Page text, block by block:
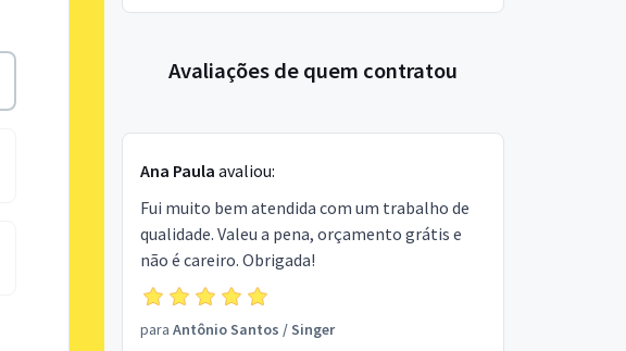
Avaliações de quem contratou
Ana Paula avaliou:
Fui muito bem atendida com um trabalho de
qualidade. Valeu a pena, orçamento grátis e
não é careiro. Obrigada!
para Antônio Santos /Singer